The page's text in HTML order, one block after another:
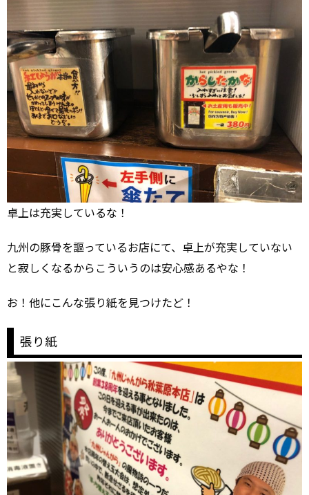
卓上は充実しているな！
九州の豚骨を謳っているお店にて、卓上が充実していない
と寂しくなるからこういうのは安心感あるやな！
お！他にこんな張り紙を見つけたど！
張り紙